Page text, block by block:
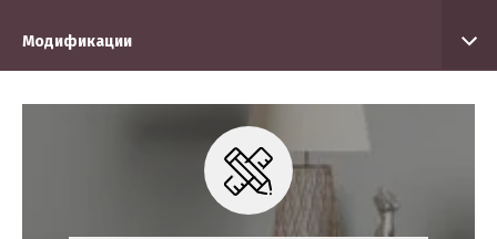
Модификации